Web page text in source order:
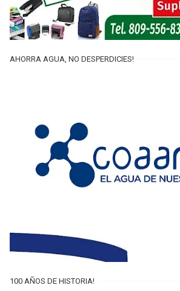
AHORRA AGUA, NO DESPERDICIES!
100 AÑOS DE HISTORIA!